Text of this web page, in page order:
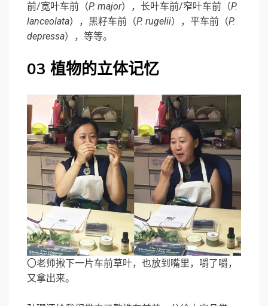
前/宽叶车前（P. major），长叶车前/窄叶车前（P.
lanceolata），黑籽车前（P. rugelii），平车前（P.
depressa），等等。
03 植物的立体记忆
〇老师揪下一片车前草叶，也放到嘴里，嚼了嚼，
又拿出来。